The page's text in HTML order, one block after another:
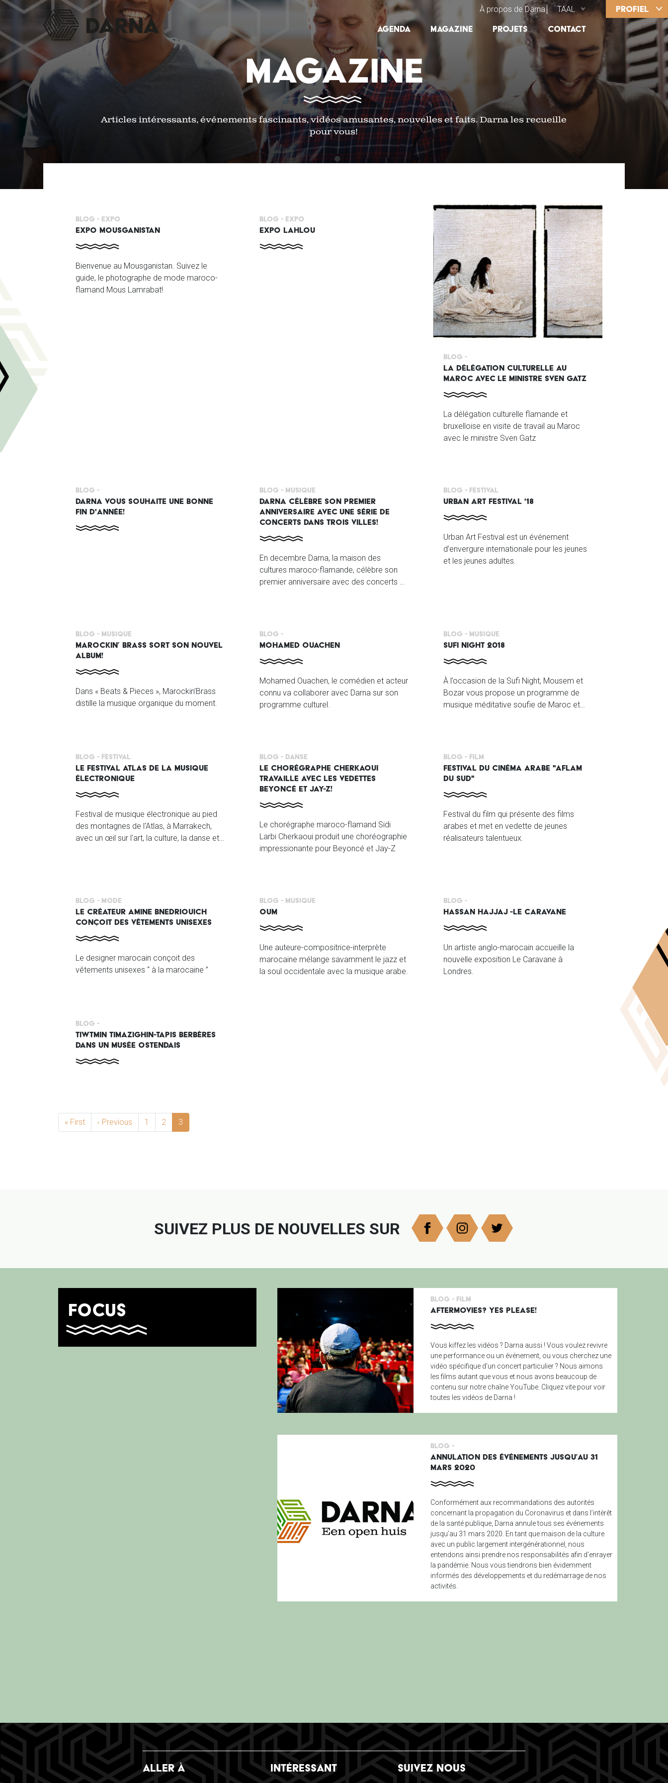
to
main
content
PROFIEL
TAAL
SECONDARY TOP MENU
À propos de Darna
MAIN NAVIGATION
Agenda Magazine Projets Contact
MAGAZINE
Articles intéressants, événements fascinants, vidéos amusantes, nouvelles et faits. Darna les recueille
pour vous!
Blog - Expo
EXPO MOUSGANISTAN
Bienvenue au Mousganistan. Suivez le
guide, le photographe de mode maroco-
flamand Mous Lamrabat!
Blog - Expo
EXPO LAHLOU
Blog -
LA DÉLÉGATION CULTURELLE AU
MAROC AVEC LE MINISTRE SVEN GATZ
La délégation culturelle flamande et
bruxelloise en visite de travail au Maroc
avec le ministre Sven Gatz
Blog -
DARNA VOUS SOUHAITE UNE BONNE
FIN D'ANNÉE!
Blog - Musique
DARNA CÉLÈBRE SON PREMIER
ANNIVERSAIRE AVEC UNE SÉRIE DE
CONCERTS DANS TROIS VILLES!
En decembre Darna, la maison des
cultures maroco-flamande, célèbre son
premier anniversaire avec des concerts à
Blog - Festival
URBAN ART FESTIVAL '18
Urban Art Festival est un événement
d’envergure internationale pour les jeunes
et les jeunes adultes.
Blog - Musique
MAROCKIN’ BRASS SORT SON NOUVEL
ALBUM!
Dans « Beats & Pieces », Marockin'Brass
distille la musique organique du moment.
Blog -
MOHAMED OUACHEN
Mohamed Ouachen, le comédien et acteur
connu va collaborer avec Darna sur son
programme culturel.
Blog - Musique
SUFI NIGHT 2018
À l’occasion de la Sufi Night, Mousem et
Bozar vous propose un programme de
musique méditative soufie de Maroc et
Blog - Festival
LE FESTIVAL ATLAS DE LA MUSIQUE
ÉLECTRONIQUE
Festival de musique électronique au pied
des montagnes de l'Atlas, à Marrakech,
avec un œil sur l'art, la culture, la danse et
Blog - Danse
LE CHORÉGRAPHE CHERKAOUI
TRAVAILLE AVEC LES VEDETTES
BEYONCÉ ET JAY-Z!
Le chorégraphe maroco-flamand Sidi
Larbi Cherkaoui produit une choréographie
impressionante pour Beyoncé et Jay-Z
Blog - Film
FESTIVAL DU CINÉMA ARABE "AFLAM
DU SUD"
Festival du film qui présente des films
arabes et met en vedette de jeunes
réalisateurs talentueux.
Blog - Mode
LE CRÉATEUR AMINE BNEDRIOUICH
CONÇOIT DES VÊTEMENTS UNISEXES
Le designer marocain conçoit des
vêtements unisexes “ à la marocaine ”
Blog - Musique
OUM
Une auteure-compositrice-interprète
marocaine mélange savamment le jazz et
la soul occidentale avec la musique arabe.
Blog -
HASSAN HAJJAJ -LE CARAVANE
Un artiste anglo-marocain accueille la
nouvelle exposition Le Caravane à
Londres.
Blog -
TIWTMIN TIMAZIGHIN-TAPIS BERBÈRES
DANS UN MUSÉE OSTENDAIS
PAGINATION
« First First page
‹ Previous Previous page
1 2 3
SUIVEZ PLUS DE NOUVELLES SUR
FOCUS
Blog - Film
AFTERMOVIES? YES PLEASE!
Vous kiffez les vidéos ? Darna aussi ! Vous voulez revivre
une performance ou un événement, ou vous cherchez une
vidéo spécifique d'un concert particulier ? Nous aimons
les films autant que vous et nous avons beaucoup de
contenu sur notre chaîne YouTube. Cliquez vite pour voir
toutes les vidéos de Darna !
Blog -
ANNULATION DES ÉVÉNEMENTS JUSQU’AU 31
MARS 2020
Conformément aux recommandations des autorités
concernant la propagation du Coronavirus et dans l’intérêt
de la santé publique, Darna annule tous ses événements
jusqu’au 31 mars 2020. En tant que maison de la culture
avec un public largement intergénérationnel, nous
entendons ainsi prendre nos responsabilités afin d’enrayer
la pandémie. Nous vous tiendrons bien évidemment
informés des développements et du redémarrage de nos
activités.
ALLER À INTÉRESSANT SUIVEZ NOUS